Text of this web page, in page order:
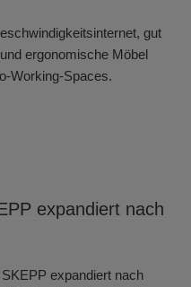
gut
ergonomische Möbel
Working-Spaces.
expandiert nach
expandiert nach